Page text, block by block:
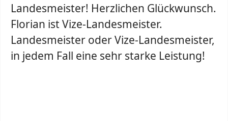
Landesmeister! Herzlichen Glückwunsch.
Florian ist Vize-Landesmeister.
Landesmeister oder Vize-Landesmeister,
in jedem Fall eine sehr starke Leistung!